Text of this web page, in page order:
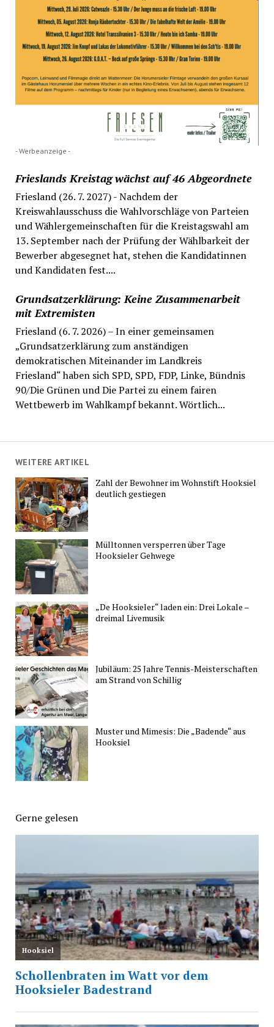
- Werbeanzeige -
Frieslands Kreistag wächst auf 46 Abgeordnete
Friesland (26. 7. 2027) - Nachdem der
Kreiswahlausschuss die Wahlvorschläge von Parteien
und Wählergemeinschaften für die Kreistagswahl am
13. September nach der Prüfung der Wählbarkeit der
Bewerber abgesegnet hat, stehen die Kandidatinnen
und Kandidaten fest....
Grundsatzerklärung: Keine Zusammenarbeit
mit Extremisten
Friesland (6. 7. 2026) – In einer gemeinsamen
„Grundsatzerklärung zum anständigen
demokratischen Miteinander im Landkreis
Friesland“ haben sich SPD, SPD, FDP, Linke, Bündnis
90/Die Grünen und Die Partei zu einem fairen
Wettbewerb im Wahlkampf bekannt. Wörtlich...
WEITERE ARTIKEL
Zahl der Bewohner im Wohnstift Hooksiel
deutlich gestiegen
Mülltonnen versperren über Tage
Hooksieler Gehwege
„De Hooksieler“ laden ein: Drei Lokale –
dreimal Livemusik
Jubiläum: 25 Jahre Tennis-Meisterschaften
am Strand von Schillig
Muster und Mimesis: Die „Badende“ aus
Hooksiel
Gerne gelesen